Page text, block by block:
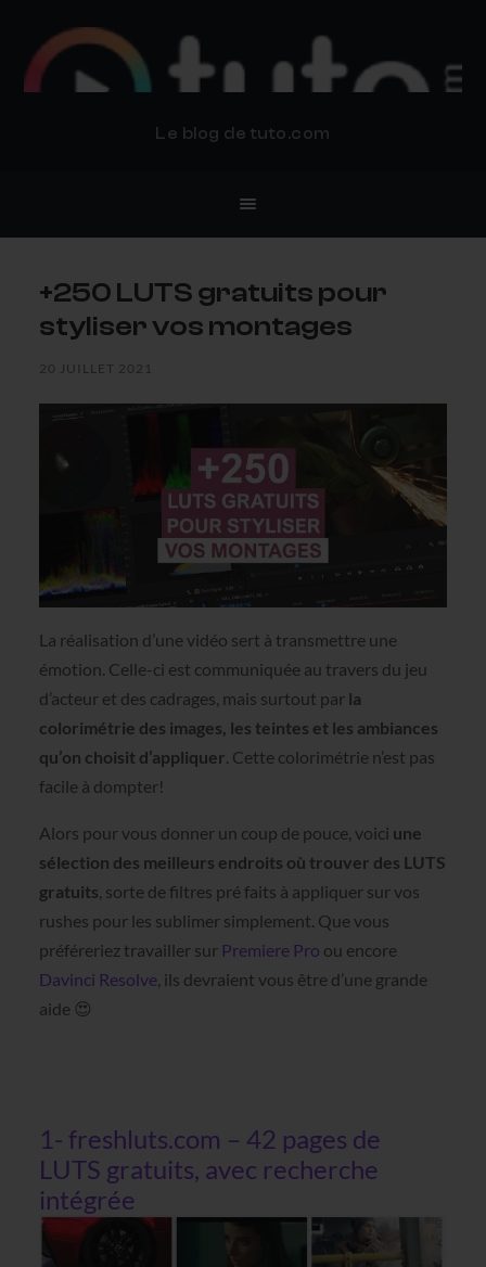
Le blog de tuto.com
+250 LUTS gratuits pour
styliser vos montages
20 JUILLET 2021
La réalisation d’une vidéo sert à transmettre une
émotion. Celle-ci est communiquée au travers du jeu
d’acteur et des cadrages, mais surtout par la
colorimétrie des images, les teintes et les ambiances
qu’on choisit d’appliquer. Cette colorimétrie n’est pas
facile à dompter!
Alors pour vous donner un coup de pouce, voici une
sélection des meilleurs endroits où trouver des LUTS
gratuits, sorte de filtres pré faits à appliquer sur vos
rushes pour les sublimer simplement. Que vous
préféreriez travailler sur Premiere Pro ou encore
Davinci Resolve, ils devraient vous être d’une grande
aide 😍
1- freshluts.com – 42 pages de
LUTS gratuits, avec recherche
intégrée